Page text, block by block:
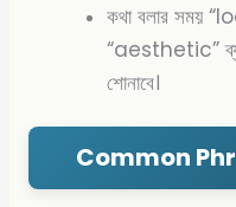
কথা বলার সময়
“aesthetic”
শোনাবে।
Common